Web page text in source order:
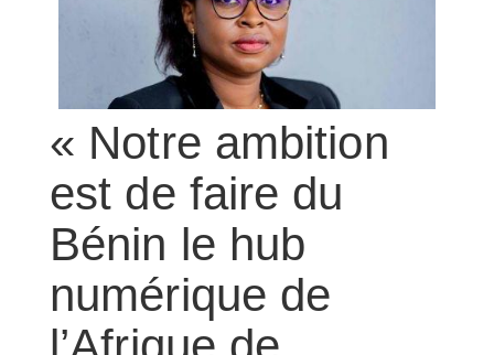
« Notre ambition
est de faire du
Bénin le hub
numérique de